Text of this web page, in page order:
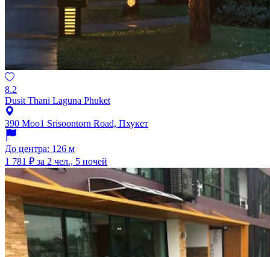
8.2
Dusit Thani Laguna Phuket
390 Moo1 Srisoontorn Road, Пхукет
До центра: 126 м
1 781 ₽ за 2 чел., 5 ночей